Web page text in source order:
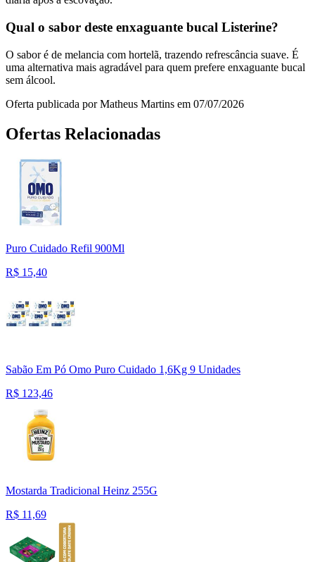
Qual o sabor deste enxaguante bucal Listerine?
O sabor é de melancia com hortelã, trazendo refrescância suave. É
uma alternativa mais agradável para quem prefere enxaguante bucal
sem álcool.
Oferta publicada por Matheus Martins em 07/07/2026
Ofertas Relacionadas
Puro Cuidado Refil 900Ml
R$ 15,40
Sabão Em Pó Omo Puro Cuidado 1,6Kg 9 Unidades
R$ 123,46
Mostarda Tradicional Heinz 255G
R$ 11,69